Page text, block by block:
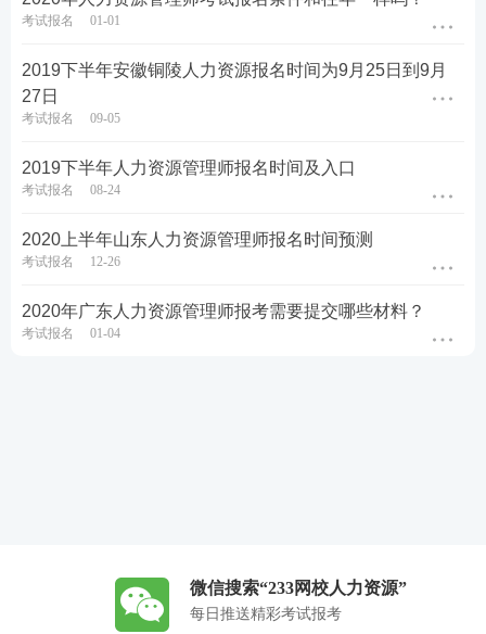
考试报名 01-01
2019下半年安徽铜陵人力资源报名时间为9月25日到9月
27日
考试报名 09-05
2019下半年人力资源管理师报名时间及入口
考试报名 08-24
2020上半年山东人力资源管理师报名时间预测
考试报名 12-26
2020年广东人力资源管理师报考需要提交哪些材料？
考试报名 01-04
微信搜索“233网校人力资源”
每日推送精彩考试报考